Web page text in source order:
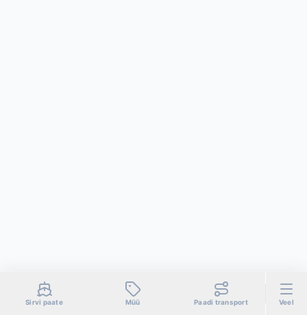
Sirvi paate Müü Paadi transport Veel